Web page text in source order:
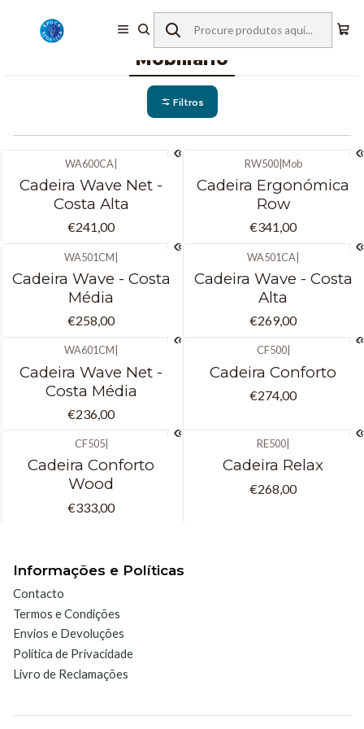
Início Mobiliário
Mobiliário
Filtros
WA600CA
Cadeira Wave Net -
Costa Alta
€241,00
RW500| Mob
Cadeira Ergonómica
Row
€341,00
WA501CM
Cadeira Wave - Costa
Média
€258,00
WA501CA
Cadeira Wave - Costa
Alta
€269,00
WA601CM
Cadeira Wave Net -
Costa Média
€236,00
CF500|
Cadeira Conforto
€274,00
CF505|
Cadeira Conforto
Wood
€333,00
RE500
Cadeira Relax
€268,00
Informações e Políticas
Contacto
Termos e Condições
Envios e Devoluções
Política de Privacidade
Livro de Reclamações